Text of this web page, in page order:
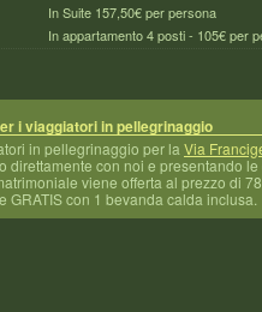
In Suite 157,50€ per persona
In appartamento 4 posti - 105€ per
i viaggiatori in pellegrinaggio
in pellegrinaggio per la Via
direttamente con noi e presentando
viene offerta al prezzo di
GRATIS con 1 bevanda calda inclusa.